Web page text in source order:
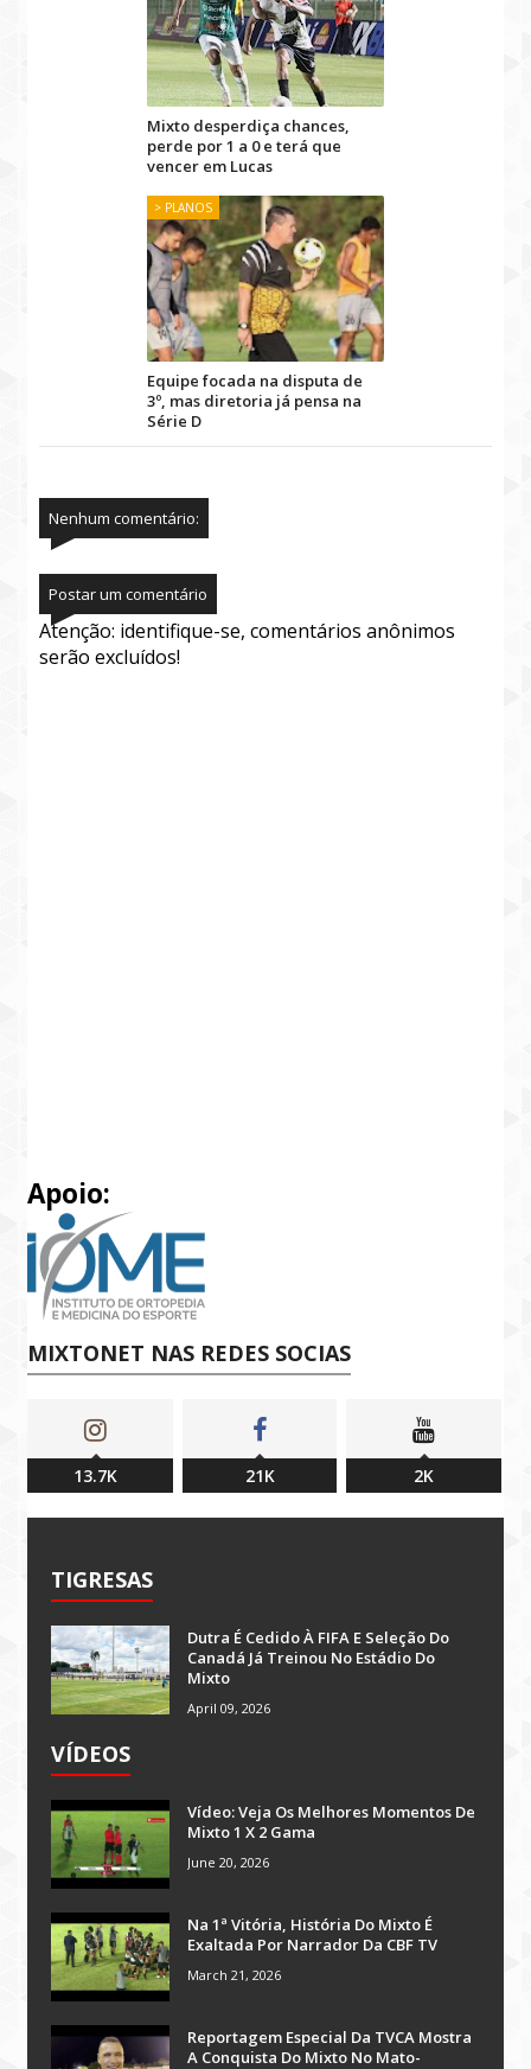
Mixto desperdiça chances,
perde por 1 a 0 e terá que
vencer em Lucas
> PLANOS
Equipe focada na disputa de
3º, mas diretoria já pensa na
Série D
Nenhum comentário:
Postar um comentário
Atenção: identifique-se, comentários anônimos
serão excluídos!
Apoio:
MIXTONET NAS REDES SOCIAS
13.7K 21K 2K
TIGRESAS
Dutra É Cedido À FIFA E Seleção Do
Canadá Já Treinou No Estádio Do
Mixto
April 09, 2026
VÍDEOS
Vídeo: Veja Os Melhores Momentos De
Mixto 1 X 2 Gama
June 20, 2026
Na 1ª Vitória, História Do Mixto É
Exaltada Por Narrador Da CBF TV
March 21, 2026
Reportagem Especial Da TVCA Mostra
A Conquista Do Mixto No Mato-